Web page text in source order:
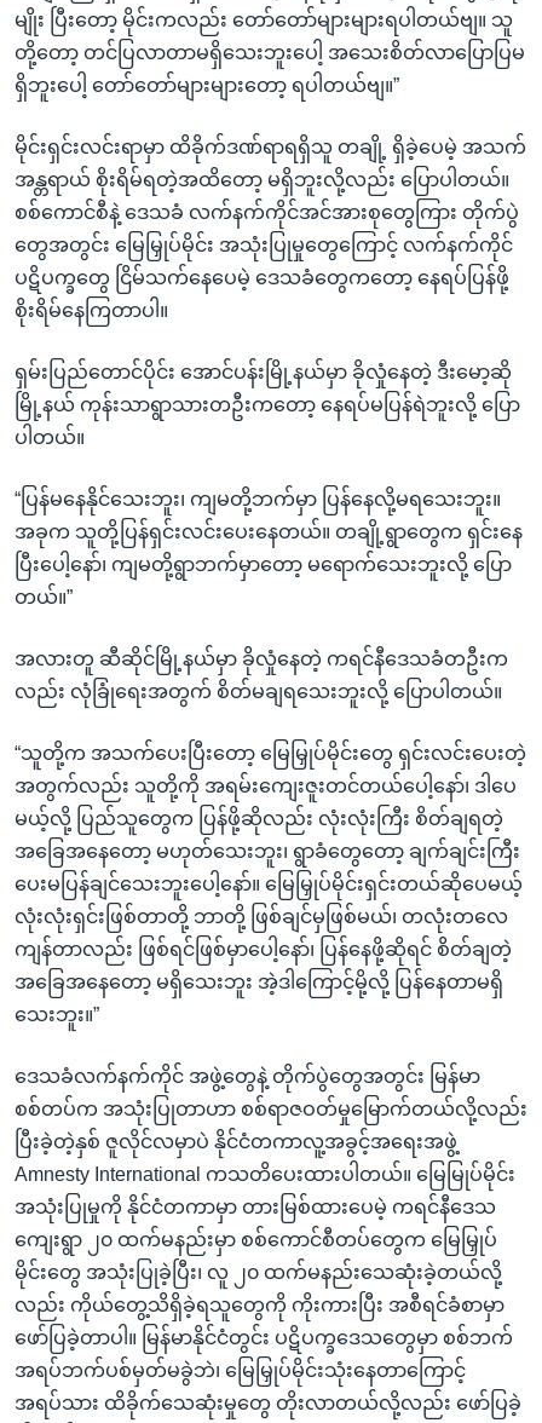
မျိုး ပြီးတော့ မိုင်းကလည်း တော်တော်များများရပါတယ်ဗျ။ သူ
တို့တော့ တင်ပြလာတာမရှိသေးဘူးပေါ့ အသေးစိတ်လာပြောပြမ
ရှိဘူးပေါ့ တော်တော်များများတော့ ရပါတယ်ဗျ။”
မိုင်းရှင်းလင်းရာမှာ ထိခိုက်ဒဏ်ရာရရှိသူ တချို့ ရှိခဲ့ပေမဲ့ အသက်
အန္တရာယ် စိုးရိမ်ရတဲ့အထိတော့ မရှိဘူးလို့လည်း ပြောပါတယ်။
စစ်ကောင်စီနဲ့ ဒေသခံ လက်နက်ကိုင်အင်အားစုတွေကြား တိုက်ပွဲ
တွေအတွင်း မြေမြှုပ်မိုင်း အသုံးပြုမှုတွေကြောင့် လက်နက်ကိုင်
ပဋိပက္ခတွေ ငြိမ်သက်နေပေမဲ့ ဒေသခံတွေကတော့ နေရပ်ပြန်ဖို့
စိုးရိမ်နေကြတာပါ။
ရှမ်းပြည်တောင်ပိုင်း အောင်ပန်းမြို့နယ်မှာ ခိုလှုံနေတဲ့ ဒီးမော့ဆို
မြို့နယ် ကုန်းသာရွာသားတဦးကတော့ နေရပ်မပြန်ရဲဘူးလို့ ပြော
ပါတယ်။
“ပြန်မနေနိုင်သေးဘူး၊ ကျမတို့ဘက်မှာ ပြန်နေလို့မရသေးဘူး။
အခုက သူတို့ပြန်ရှင်းလင်းပေးနေတယ်။ တချို့ရွာတွေက ရှင်းနေ
ပြီးပေါ့နော်၊ ကျမတို့ရွာဘက်မှာတော့ မရောက်သေးဘူးလို့ ပြော
တယ်။”
အလားတူ ဆီဆိုင်မြို့နယ်မှာ ခိုလှုံနေတဲ့ ကရင်နီဒေသခံတဦးက
လည်း လုံခြုံရေးအတွက် စိတ်မချရသေးဘူးလို့ ပြောပါတယ်။
“သူတို့က အသက်ပေးပြီးတော့ မြေမြှုပ်မိုင်းတွေ ရှင်းလင်းပေးတဲ့
အတွက်လည်း သူတို့ကို အရမ်းကျေးဇူးတင်တယ်ပေါ့နော်၊ ဒါပေ
မယ့်လို့ ပြည်သူတွေက ပြန်ဖို့ဆိုလည်း လုံးလုံးကြီး စိတ်ချရတဲ့
အခြေအနေတော့ မဟုတ်သေးဘူး၊ ရွာခံတွေတော့ ချက်ချင်းကြီး
ပေးမပြန်ချင်သေးဘူးပေါ့နော်။ မြေမြှုပ်မိုင်းရှင်းတယ်ဆိုပေမယ့်
လုံးလုံးရှင်းဖြစ်တာတို့ ဘာတို့ ဖြစ်ချင်မှဖြစ်မယ်၊ တလုံးတလေ
ကျန်တာလည်း ဖြစ်ရင်ဖြစ်မှာပေါ့နော်၊ ပြန်နေဖို့ဆိုရင် စိတ်ချတဲ့
အခြေအနေတော့ မရှိသေးဘူး အဲ့ဒါကြောင့်မို့လို့ ပြန်နေတာမရှိ
သေးဘူး။”
ဒေသခံလက်နက်ကိုင် အဖွဲ့တွေနဲ့ တိုက်ပွဲတွေအတွင်း မြန်မာ
စစ်တပ်က အသုံးပြုတာဟာ စစ်ရာဇဝတ်မှုမြောက်တယ်လို့လည်း
ပြီးခဲ့တဲ့နှစ် ဇူလိုင်လမှာပဲ နိုင်ငံတကာလူ့အခွင့်အရေးအဖွဲ့
Amnesty International ကသတိပေးထားပါတယ်။ မြေမြုပ်မိုင်း
အသုံးပြုမှုကို နိုင်ငံတကာမှာ တားမြစ်ထားပေမဲ့ ကရင်နီဒေသ
ကျေးရွာ ၂၀ ထက်မနည်းမှာ စစ်ကောင်စီတပ်တွေက မြေမြှုပ်
မိုင်းတွေ အသုံးပြုခဲ့ပြီး၊ လူ ၂၀ ထက်မနည်းသေဆုံးခဲ့တယ်လို့
လည်း ကိုယ်တွေ့သိရှိခဲ့ရသူတွေကို ကိုးကားပြီး အစီရင်ခံစာမှာ
ဖော်ပြခဲ့တာပါ။ မြန်မာနိုင်ငံတွင်း ပဋိပက္ခဒေသတွေမှာ စစ်ဘက်
အရပ်ဘက်ပစ်မှတ်မခွဲဘဲ၊ မြေမြှုပ်မိုင်းသုံးနေတာကြောင့်
အရပ်သား ထိခိုက်သေဆုံးမှုတွေ တိုးလာတယ်လို့လည်း ဖော်ပြခဲ့